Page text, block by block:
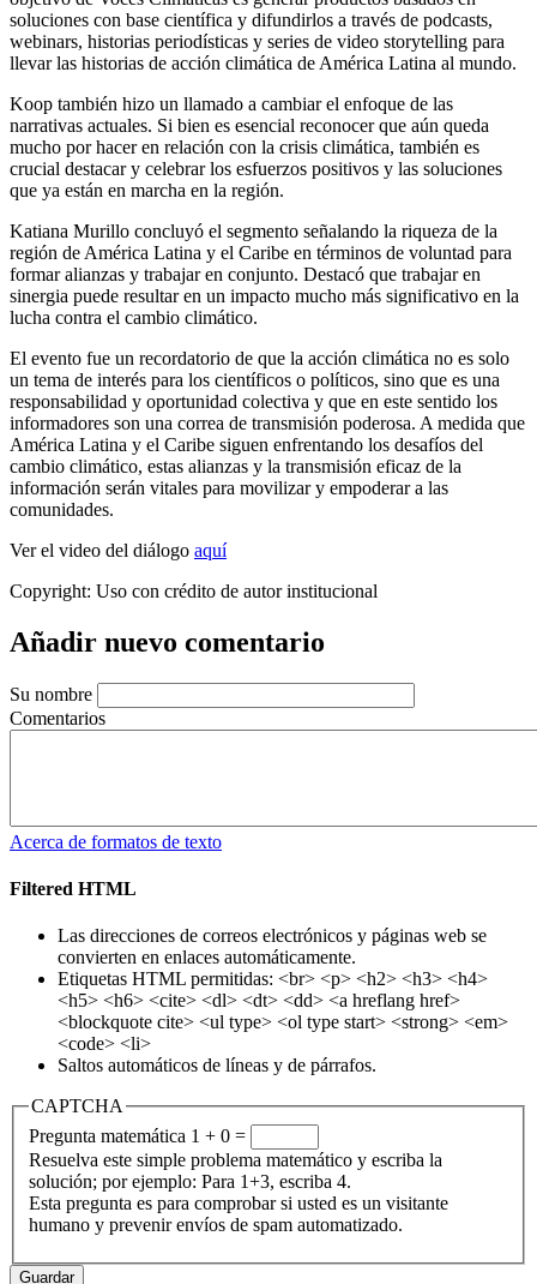
soluciones con base científica y difundirlos a través de podcasts,
webinars, historias periodísticas y series de video storytelling para
llevar las historias de acción climática de América Latina al mundo.
Koop también hizo un llamado a cambiar el enfoque de las
narrativas actuales. Si bien es esencial reconocer que aún queda
mucho por hacer en relación con la crisis climática, también es
crucial destacar y celebrar los esfuerzos positivos y las soluciones
que ya están en marcha en la región.
Katiana Murillo concluyó el segmento señalando la riqueza de la
región de América Latina y el Caribe en términos de voluntad para
formar alianzas y trabajar en conjunto. Destacó que trabajar en
sinergia puede resultar en un impacto mucho más significativo en la
lucha contra el cambio climático.
El evento fue un recordatorio de que la acción climática no es solo
un tema de interés para los científicos o políticos, sino que es una
responsabilidad y oportunidad colectiva y que en este sentido los
informadores son una correa de transmisión poderosa. A medida que
América Latina y el Caribe siguen enfrentando los desafíos del
cambio climático, estas alianzas y la transmisión eficaz de la
información serán vitales para movilizar y empoderar a las
comunidades.
Ver el video del diálogo aquí
Copyright: Uso con crédito de autor institucional
Añadir nuevo comentario
Su nombre
Comentarios
Acerca de formatos de texto
Filtered HTML
Las direcciones de correos electrónicos y páginas web se
convierten en enlaces automáticamente.
Etiquetas HTML permitidas: <br> <p> <h2> <h3> <h4>
<h5> <h6> <cite> <dl> <dt> <dd> <a hreflang href>
<blockquote cite> <ul type> <ol type start> <strong> <em>
<code> <li>
Saltos automáticos de líneas y de párrafos.
CAPTCHA
Pregunta matemática 1 + 0 =
Resuelva este simple problema matemático y escriba la
solución; por ejemplo: Para 1+3, escriba 4.
Esta pregunta es para comprobar si usted es un visitante
humano y prevenir envíos de spam automatizado.